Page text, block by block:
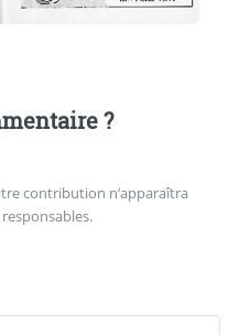
?
contribution n’apparaîtra